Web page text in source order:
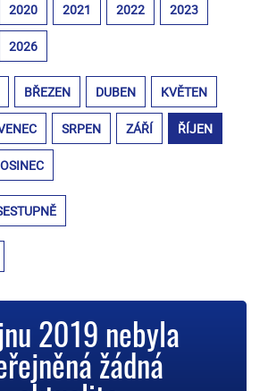
2020 2021 2022 2023
2026
BŘEZEN DUBEN KVĚTEN
SRPEN ZÁŘÍ ŘÍJEN
2019 nebyla
žádná